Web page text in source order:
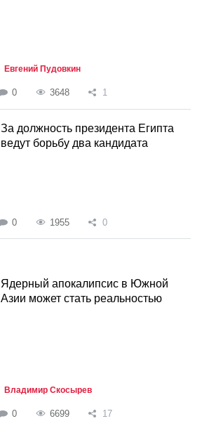
Евгений Пудовкин
0 3648 1
За должность президента Египта
ведут борьбу два кандидата
0 1955 0
Ядерный апокалипсис в Южной
Азии может стать реальностью
Владимир Скосырев
0 6699 17